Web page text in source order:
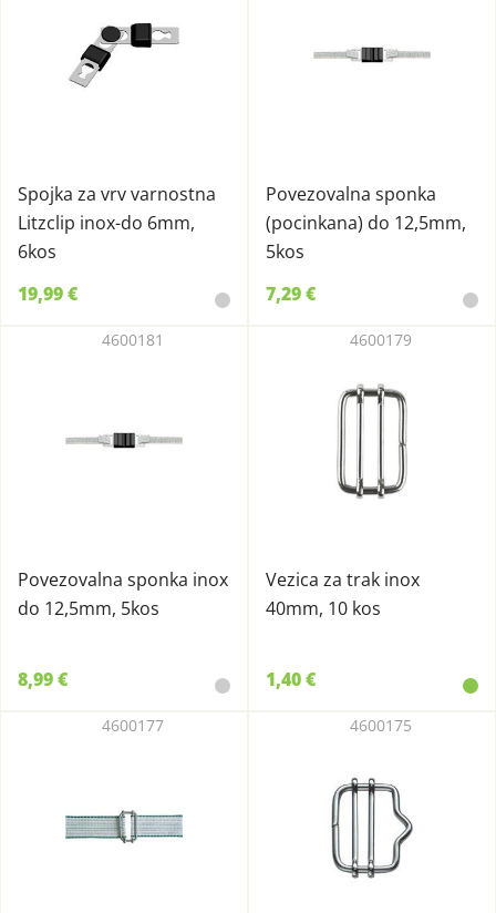
Spojka za vrv varnostna
Litzclip inox-do 6mm,
6kos
19,99 €
Povezovalna sponka
(pocinkana) do 12,5mm,
5kos
7,29 €
Povezovalna sponka inox
do 12,5mm, 5kos
4600181
8,99 €
Vezica za trak inox
40mm, 10 kos
4600179
1,40 €
4600177 4600175